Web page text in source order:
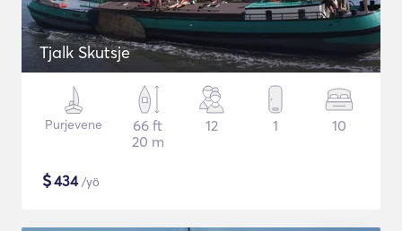
Tjalk Skutsje
Purjevene
66 ft
20 m
12 1 10
$434/yö